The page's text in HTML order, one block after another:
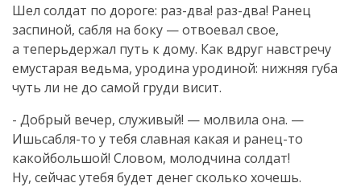
Шел солдат по дороге: раз-два! раз-два! Ранец
заспиной, сабля на боку — отвоевал свое,
а теперьдержал путь к дому. Как вдруг навстречу
емустарая ведьма, уродина уродиной: нижняя губа
чуть ли не до самой груди висит.
- Добрый вечер, служивый! — молвила она. —
Ишьсабля-то у тебя славная какая и ранец-то
какойбольшой! Словом, молодчина солдат!
Ну, сейчас утебя будет денег сколько хочешь.